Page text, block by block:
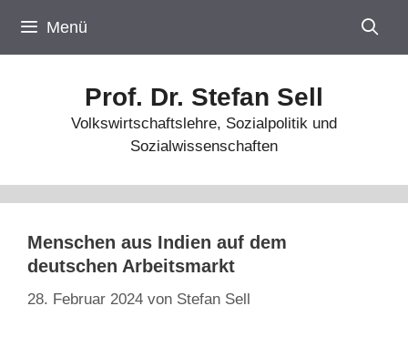
Inhalt
springen
Menü
Prof. Dr. Stefan Sell
Volkswirtschaftslehre, Sozialpolitik und
Sozialwissenschaften
Menschen aus Indien auf dem
deutschen Arbeitsmarkt
28. Februar 2024 von Stefan Sell